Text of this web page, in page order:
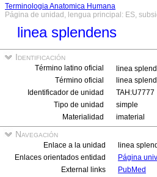
Terminologia Anatomica Humana
Página de unidad, lengua principal: ES,
linea splendens
Identificación
Término latino oficial
linea
Término oficial
linea
Identificador de unidad
TAH:U7777
Tipo de unidad
simple
Materialidad
imaterial
Navegación
Enlace a la unidad
linea
Enlaces orientados entidad
Página
External links
PubMed